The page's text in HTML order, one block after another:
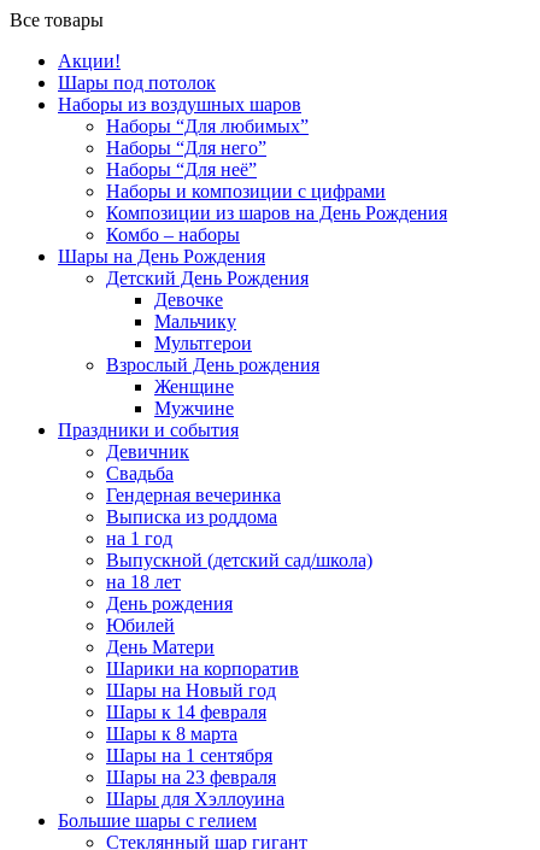
Все товары
Акции!
Шары под потолок
Наборы из воздушных шаров
Наборы “Для любимых”
Наборы “Для него”
Наборы “Для неё”
Наборы и композиции с цифрами
Композиции из шаров на День Рождения
Комбо – наборы
Шары на День Рождения
Детский День Рождения
Девочке
Мальчику
Мультгерои
Взрослый День рождения
Женщине
Мужчине
Праздники и события
Девичник
Свадьба
Гендерная вечеринка
Выписка из роддома
на 1 год
Выпускной (детский сад/школа)
на 18 лет
День рождения
Юбилей
День Матери
Шарики на корпоратив
Шары на Новый год
Шары к 14 февраля
Шары к 8 марта
Шары на 1 сентября
Шары на 23 февраля
Шары для Хэллоуина
Большие шары с гелием
Стеклянный шар гигант